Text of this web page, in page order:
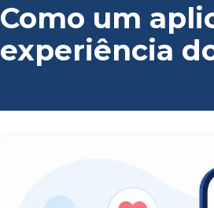
Como um
experiência